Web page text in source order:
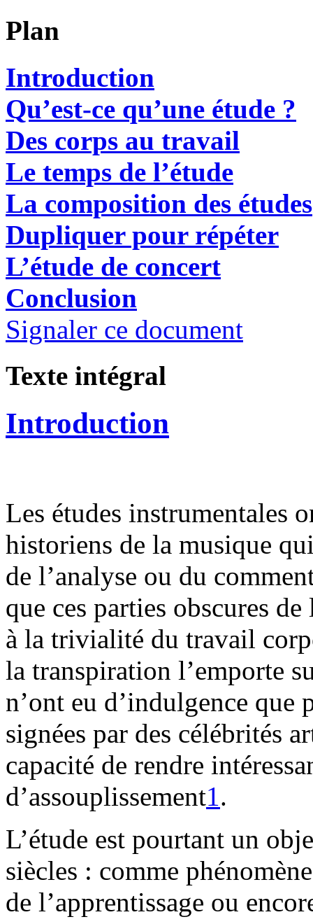
Plan
Introduction
Qu’est-ce qu’une étude ?
Des corps au travail
Le temps de l’étude
La composition des études
Dupliquer pour répéter
L’étude de concert
Conclusion
Signaler ce document
Texte intégral
Introduction
Les études instrumentales
historiens de la musique
de l’analyse ou du
que ces parties obscures
à la trivialité du travail
la transpiration l’emporte
n’ont eu d’indulgence
signées par des célébrités
capacité de rendre
d’assouplissement1.
L’étude est pourtant un
siècles : comme
de l’apprentissage ou